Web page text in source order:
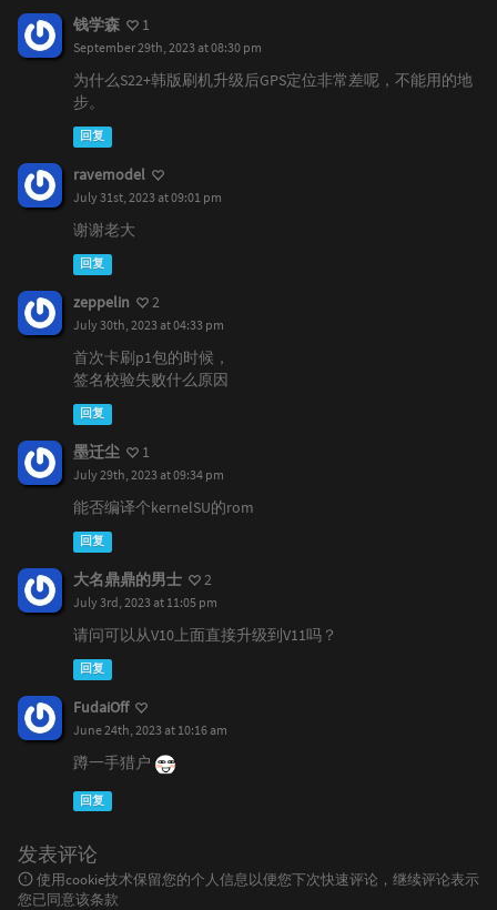
钱学森 1
September 29th, 2023 at 08:30 pm
为什么S22+韩版刷机升级后GPS定位非常差呢，不能用的地
步。
回复
ravemodel
July 31st, 2023 at 09:01 pm
谢谢老大
回复
zeppelin 2
July 30th, 2023 at 04:33 pm
首次卡刷p1包的时候，
签名校验失败什么原因
回复
墨迁尘 1
July 29th, 2023 at 09:34 pm
能否编译个kernelSU的rom
回复
大名鼎鼎的男士 2
July 3rd, 2023 at 11:05 pm
请问可以从V10上面直接升级到V11吗？
回复
FudaiOff
June 24th, 2023 at 10:16 am
蹲一手猎户
回复
发表评论
使用cookie技术保留您的个人信息以便您下次快速评论，继续评论表示
您已同意该条款